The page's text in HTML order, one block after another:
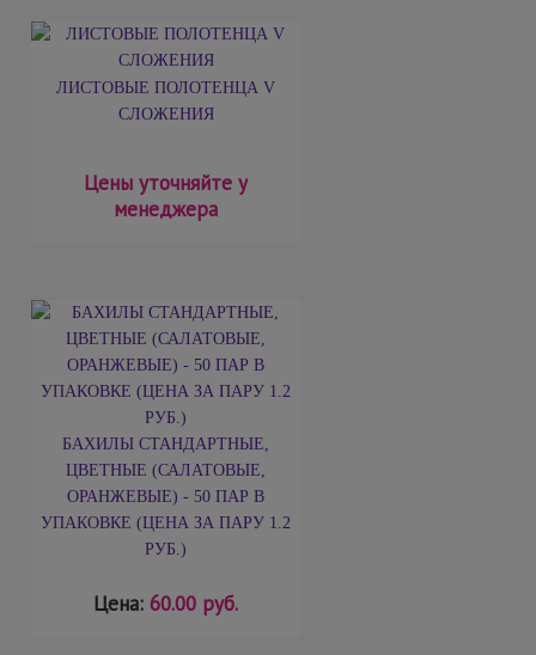
ЛИСТОВЫЕ ПОЛОТЕНЦА V
СЛОЖЕНИЯ
Цены уточняйте у
менеджера
БАХИЛЫ СТАНДАРТНЫЕ,
ЦВЕТНЫЕ (САЛАТОВЫЕ,
ОРАНЖЕВЫЕ) - 50 ПАР В
УПАКОВКЕ (ЦЕНА ЗА ПАРУ 1.2
РУБ.)
Цена: 60.00 руб.